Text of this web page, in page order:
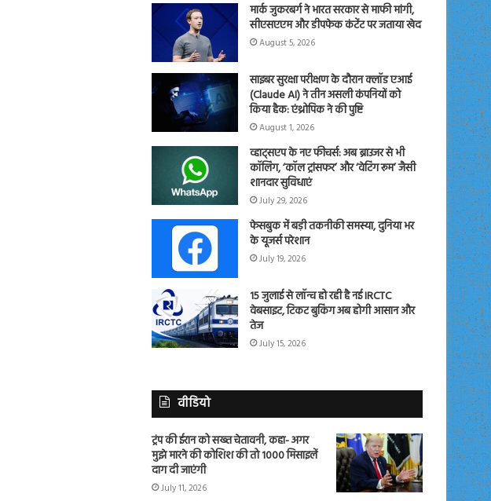
मार्क जुकरबर्ग ने भारत सरकार से माफी मांगी,
सीएसएएम और डीपफेक कंटेंट पर जताया खेद
August 5, 2026
साइबर सुरक्षा परीक्षण के दौरान क्लॉड एआई
(Claude AI) ने तीन असली कंपनियों को
किया हैक: एंथ्रोपिक ने की पुष्टि
August 1, 2026
व्हाट्सएप के नए फीचर्स: अब ब्राउजर से भी
कॉलिंग, ‘कॉल ट्रांसफर’ और ‘वेटिंग रूम’ जैसी
शानदार सुविधाएं
July 29, 2026
फेसबुक में बड़ी तकनीकी समस्या, दुनिया भर
के यूजर्स परेशान
July 19, 2026
15 जुलाई से लॉन्च हो रही है नई IRCTC
वेबसाइट, टिकट बुकिंग अब होगी आसान और
तेज
July 15, 2026
वीडियो
ट्रंप की ईरान को सख्त चेतावनी, कहा- अगर
मुझे मारने की कोशिश की तो 1000 मिसाइलें
दाग दी जाएंगी
July 11, 2026